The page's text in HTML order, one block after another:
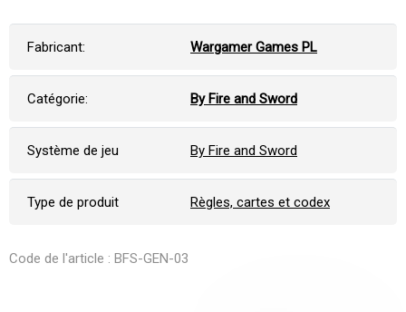
Fabricant: Wargamer Games PL
Catégorie: By Fire and Sword
Système de jeu By Fire and Sword
Type de produit Règles, cartes et codex
Code de l'article : BFS-GEN-03